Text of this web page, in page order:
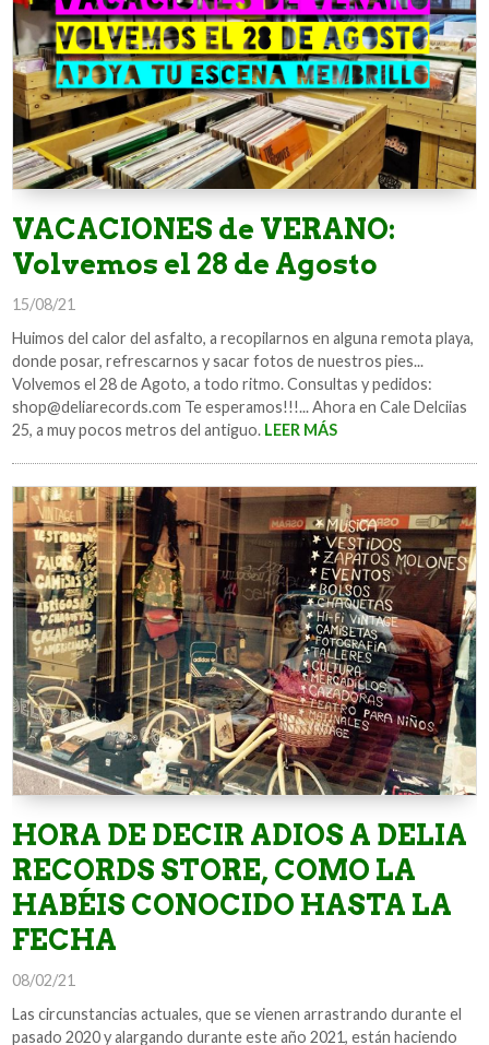
VACACIONES de VERANO:
Volvemos el 28 de Agosto
15/08/21
Huimos del calor del asfalto, a recopilarnos en alguna remota playa,
donde posar, refrescarnos y sacar fotos de nuestros pies...
Volvemos el 28 de Agoto, a todo ritmo. Consultas y pedidos:
shop@deliarecords.com Te esperamos!!!... Ahora en Cale Delciias
25, a muy pocos metros del antiguo. LEER MÁS
HORA DE DECIR ADIOS A DELIA
RECORDS STORE, COMO LA
HABÉIS CONOCIDO HASTA LA
FECHA
08/02/21
Las circunstancias actuales, que se vienen arrastrando durante el
pasado 2020 y alargando durante este año 2021, están haciendo